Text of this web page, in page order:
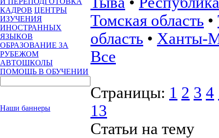
КАДРОВ ЦЕНТРЫ
ИЗУЧЕНИЯ
ИНОСТРАННЫХ
ЯЗЫКОВ
ОБРАЗОВАНИЕ ЗА
РУБЕЖОМ
АВТОШКОЛЫ
ПОМОЩЬ В ОБУЧЕНИИ
Наши баннеры
Томская область •
область • Ханты-
Все
Страницы: 1 2 3 4
13
Статьи на тему